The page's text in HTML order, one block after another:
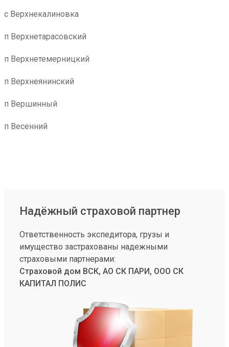
с Верхнекалиновка
п Верхнетарасовский
п Верхнетемерницкий
п Верхнеянинский
п Вершинный
п Весенний
Надёжный страховой партнер
Ответственность экспедитора, грузы и
имущество застрахованы надежными
страховыми партнерами:
Страховой дом ВСК, АО СК ПАРИ, ООО СК
КАПИТАЛ ПОЛИС